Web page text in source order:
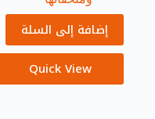
إضافة إلى السلة
Quick View